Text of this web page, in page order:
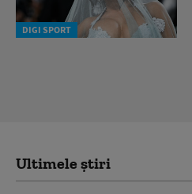
DIGI SPORT
Ultimele știri